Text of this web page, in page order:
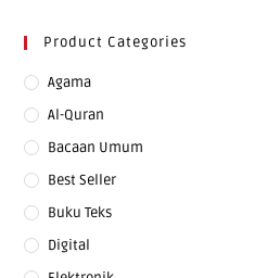
Product Categories
Agama
Al-Quran
Bacaan Umum
Best Seller
Buku Teks
Digital